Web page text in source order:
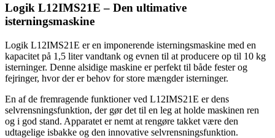
Logik L12IMS21E – Den ultimative
isterningsmaskine
Logik L12IMS21E er en imponerende isterningsmaskine med en
kapacitet på 1,5 liter vandtank og evnen til at producere op til 10 kg
isterninger. Denne alsidige maskine er perfekt til både fester og
fejringer, hvor der er behov for store mængder isterninger.
En af de fremragende funktioner ved L12IMS21E er dens
selvrensningsfunktion, der gør det til en leg at holde maskinen ren
og i god stand. Apparatet er nemt at rengøre takket være den
udtagelige isbakke og den innovative selvrensningsfunktion.